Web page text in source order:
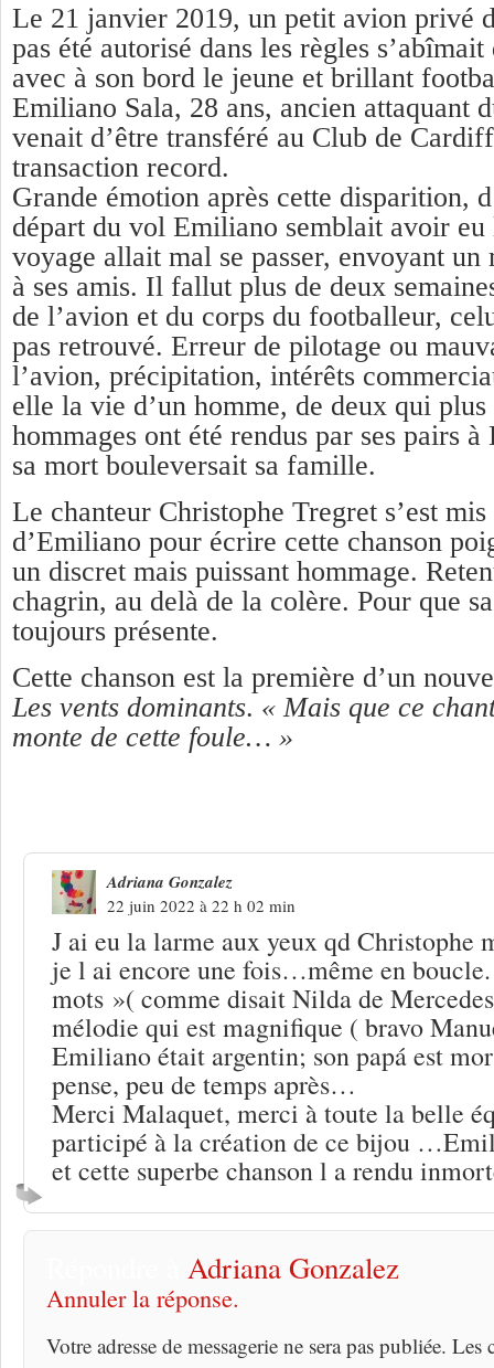
Le 21 janvier 2019, un petit avion privé
pas été autorisé dans les règles
avec à son bord le jeune et brillant
Emiliano Sala, 28 ans, ancien attaquant
venait d’être transféré au Club de
transaction record.
Grande émotion après cette disparition,
départ du vol Emiliano semblait avoir
voyage allait mal se passer, envoyant un
à ses amis. Il fallut plus de deux
de l’avion et du corps du footballeur,
pas retrouvé. Erreur de pilotage ou
l’avion, précipitation, intérêts
elle la vie d’un homme, de deux qui plus
hommages ont été rendus par ses pairs
sa mort bouleversait sa famille.
Le chanteur Christophe Tregret s’est mis
d’Emiliano pour écrire cette chanson
un discret mais puissant hommage.
chagrin, au delà de la colère. Pour que
toujours présente.
Cette chanson est la première d’un
Les vents dominants. « Mais que ce
monte de cette foule… »
Adriana Gonzalez
22 juin 2022 à 22 h 02 min
J ai eu la larme aux yeux qd Christophe
je l ai encore une fois…même en
mots »( comme disait Nilda de
mélodie qui est magnifique ( bravo
Emiliano était argentin; son papá est
pense, peu de temps après…
Merci Malaquet, merci à toute la belle
participé à la création de ce bijou
et cette superbe chanson l a rendu
Adriana Gonzalez
Annuler la réponse.
Votre adresse de messagerie ne sera pas publiée.